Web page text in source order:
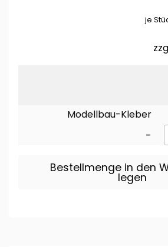
je
Modellbau-Kleber
-
Bestellmenge in den
legen